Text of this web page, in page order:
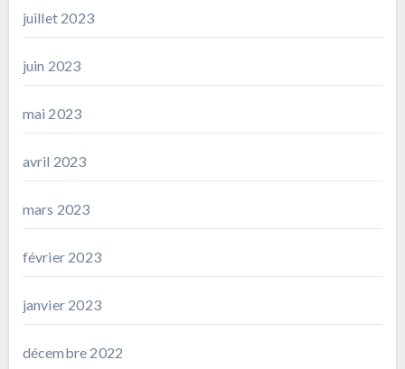
juillet 2023
juin 2023
mai 2023
avril 2023
mars 2023
février 2023
janvier 2023
décembre 2022